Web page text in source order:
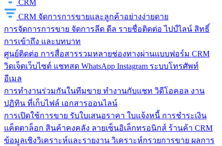
CRM
CRM จัดการการขายและลูกค้าอย่างง่ายดาย
การจัดการการขาย จัดการลีด ดีล รายชื่อติดต่อ ไปป์ไลน์ สิทธิ์
การเข้าถึง และบทบาท
ศูนย์ติดต่อ การสื่อสารรวมหลายช่องทางผ่านแบบฟอร์ม CRM
วิดเจ็ตเว็บไซต์ แชทสด WhatsApp Instagram ระบบโทรศัพท์
อีเมล
การทำงานร่วมกันในทีมขาย ทำงานกับแชท วิดีโอคอล งาน
ปฏิทิน ที่เก็บไฟล์ เอกสารออนไลน์
การเปิดใช้การขาย รับใบเสนอราคา ใบแจ้งหนี้ การชำระเงิน
แค็ตตาล็อก สินค้าคงคลัง ลายเซ็นอิเล็กทรอนิกส์ ร้านค้า CRM
ข้อมูลเชิงวิเคราะห์และรายงาน วิเคราะห์กรวยการขาย ผลการ